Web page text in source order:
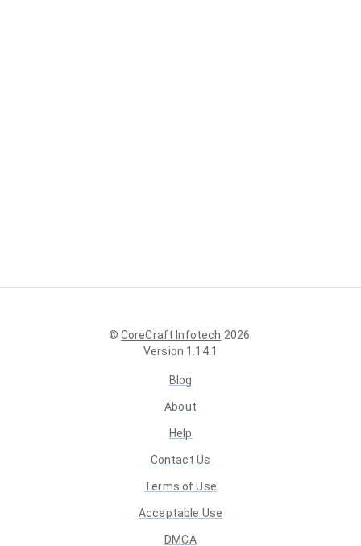
© CoreCraft Infotech 2026.
Version 1.14.1
Blog
About
Help
Contact Us
Terms of Use
Acceptable Use
DMCA